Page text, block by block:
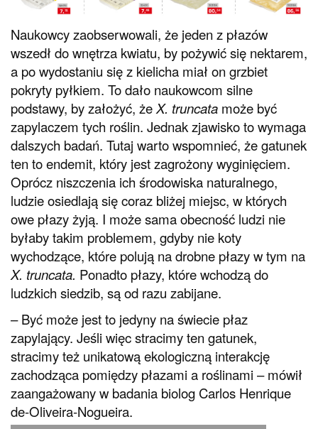
Naukowcy zaobserwowali, że jeden z płazów
wszedł do wnętrza kwiatu, by pożywić się nektarem,
a po wydostaniu się z kielicha miał on grzbiet
pokryty pyłkiem. To dało naukowcom silne
podstawy, by założyć, żeX. truncata może być
zapylaczem tych roślin. Jednak zjawisko to wymaga
dalszych badań. Tutaj warto wspomnieć, że gatunek
ten to endemit, który jest zagrożony wyginięciem.
Oprócz niszczenia ich środowiska naturalnego,
ludzie osiedlają się coraz bliżej miejsc, w których
owe płazy żyją. I może sama obecność ludzi nie
byłaby takim problemem, gdyby nie koty
wychodzące, które polują na drobne płazy w tym na
X. truncata. Ponadto płazy, które wchodzą do
ludzkich siedzib, są od razu zabijane.
– Być może jest to jedyny na świecie płaz
zapylający. Jeśli więc stracimy ten gatunek,
stracimy też unikatową ekologiczną interakcję
zachodząca pomiędzy płazami a roślinami – mówił
zaangażowany w badania biolog Carlos Henrique
de-Oliveira-Nogueira.